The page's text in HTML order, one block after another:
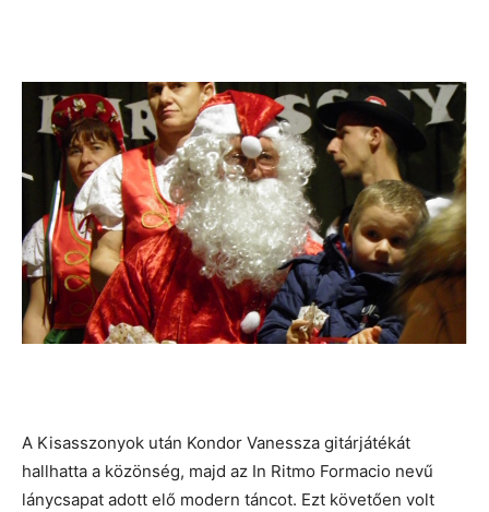
A Kisasszonyok után Kondor Vanessza gitárjátékát
hallhatta a közönség, majd az In Ritmo Formacio nevű
lánycsapat adott elő modern táncot. Ezt követően volt